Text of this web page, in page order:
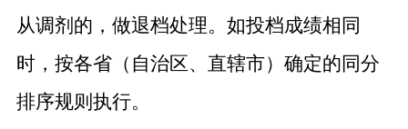
从调剂的，做退档处理。如投档成绩相同
时，按各省（自治区、直辖市）确定的同分
排序规则执行。